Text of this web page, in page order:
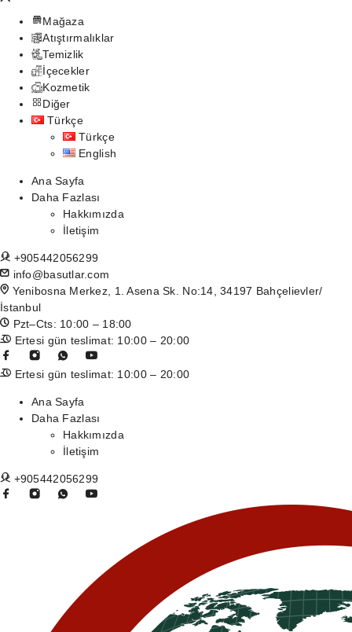
Mağaza
Atıştırmalıklar
Temizlik
İçecekler
Kozmetik
Diğer
Türkçe
Türkçe
English
Ana Sayfa
Daha Fazlası
Hakkımızda
İletişim
+905442056299
info@basutlar.com
Yenibosna Merkez, 1. Asena Sk. No:14, 34197 Bahçelievler/
İstanbul
Pzt–Cts: 10:00 – 18:00
Ertesi gün teslimat: 10:00 – 20:00
Ertesi gün teslimat: 10:00 – 20:00
Ana Sayfa
Daha Fazlası
Hakkımızda
İletişim
+905442056299